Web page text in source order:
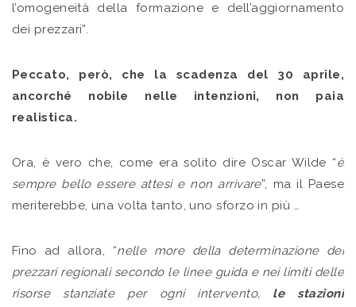
l’omogeneità della formazione e dell’aggiornamento
dei prezzari”.
Peccato, però, che la scadenza del 30 aprile,
ancorché nobile nelle intenzioni, non paia
realistica.
Ora, è vero che, come era solito dire Oscar Wilde “è
sempre bello essere attesi e non arrivare”, ma il Paese
meriterebbe, una volta tanto, uno sforzo in più …
Fino ad allora, “nelle more della determinazione dei
prezzari regionali secondo le linee guida e nei limiti delle
risorse stanziate per ogni intervento, le stazioni